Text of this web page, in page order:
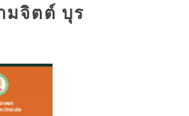
มจิตต์ บุร